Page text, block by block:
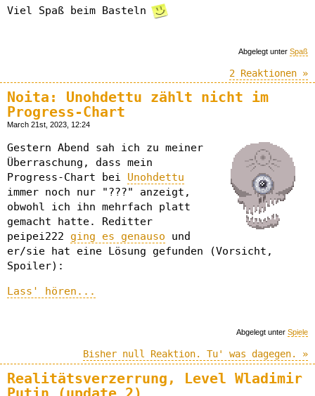
Viel Spaß beim Basteln
Abgelegt unter Spaß
2 Reaktionen »
Noita: Unohdettu zählt nicht im
Progress-Chart
March 21st, 2023, 12:24
Gestern Abend sah ich zu meiner
Überraschung, dass mein
Progress-Chart bei Unohdettu
immer noch nur "???" anzeigt,
obwohl ich ihn mehrfach platt
gemacht hatte. Reditter
peipei222 ging es genauso und
er/sie hat eine Lösung gefunden (Vorsicht,
Spoiler):
Lass' hören...
Abgelegt unter Spiele
Bisher null Reaktion. Tu' was dagegen. »
Realitätsverzerrung, Level Wladimir